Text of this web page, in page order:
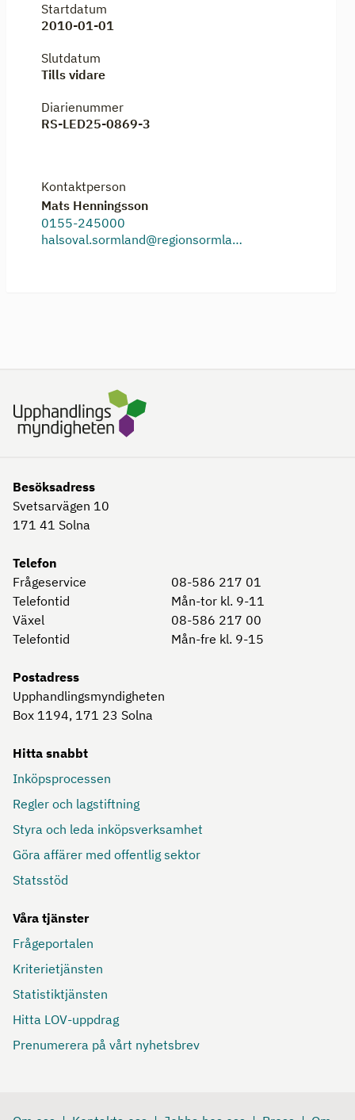
Startdatum
2010-01-01
Slutdatum
Tills vidare
Diarienummer
RS-LED25-0869-3
Kontaktperson
Mats Henningsson
0155-245000
halsoval.sormland@regionsormland.se
Besöksadress
Svetsarvägen 10
171 41 Solna
Telefon
Frågeservice
08-586 217 01
Telefontid
Mån-tor kl. 9-11
Växel
08-586 217 00
Telefontid
Mån-fre kl. 9-15
Postadress
Upphandlingsmyndigheten
Box 1194, 171 23 Solna
Hitta snabbt
Inköpsprocessen
Regler och lagstiftning
Styra och leda inköpsverksamhet
Göra affärer med offentlig sektor
Statsstöd
Våra tjänster
Frågeportalen
Kriterietjänsten
Statistiktjänsten
Hitta LOV-uppdrag
Prenumerera på vårt nyhetsbrev